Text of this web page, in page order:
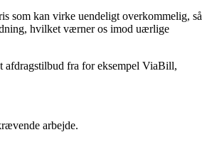
som kan virke uendeligt overkommelig, så
hvilket værner os imod uærlige
afdragstilbud fra for eksempel ViaBill,
arbejde.